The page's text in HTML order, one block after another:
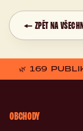
← ZPĚT NA
🌿 169
OBCHODY